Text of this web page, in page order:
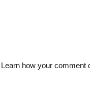
Learn how your comment